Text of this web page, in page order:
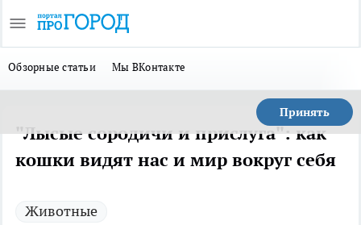
Обзорные статьи Мы ВКонтакте
Принять
"Лысые сородичи и прислуга": как
кошки видят нас и мир вокруг себя
Животные